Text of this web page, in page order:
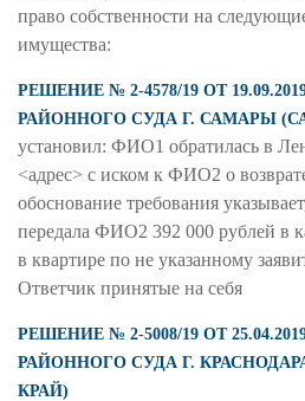
право собственности на
имущества:
РЕШЕНИЕ № 2-4578/19 ОТ
РАЙОННОГО СУДА Г. САМАРЫ
установил: ФИО1 обратилась в
<адрес> с иском к ФИО2 о
обоснование требования
передала ФИО2 392 000 рублей в
в квартире по не указанному
Ответчик принятые на себя
РЕШЕНИЕ № 2-5008/19 ОТ
РАЙОННОГО СУДА Г.
КРАЙ)